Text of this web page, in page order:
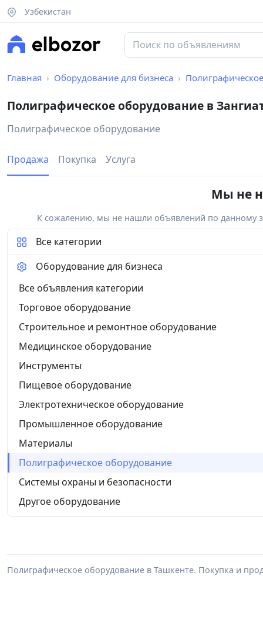
Узбекистан
Главная Оборудование для бизнеса
Полиграфическое оборудование в
Полиграфическое оборудование
Продажа Покупка Услуга
Мы не
К сожалению, мы не нашли объявлений по данному
Все категории
Оборудование для бизнеса
Все объявления категории
Торговое оборудование
Строительное и ремонтное оборудование
Медицинское оборудование
Инструменты
Пищевое оборудование
Электротехническое оборудование
Промышленное оборудование
Материалы
Полиграфическое оборудование
Системы охраны и безопасности
Другое оборудование
Полиграфическое оборудование в Ташкенте. Покупка и